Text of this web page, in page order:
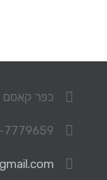
כפר קאסם
7779659